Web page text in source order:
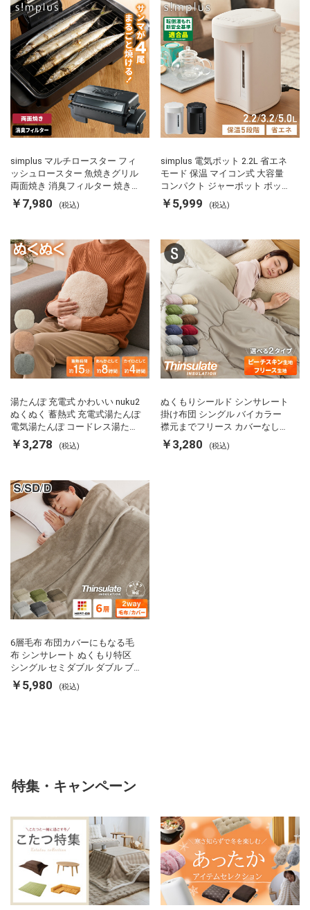
simplus マルチロースター フィ
ッシュロースター 魚焼きグリル
両面焼き 消臭フィルター 焼き魚
両面ヒーター タイマー付き SP-
FRS01 マットブラック シンプラ
￥7,980 (税込)
simplus 電気ポット 2.2L 省エネ
モード 保温 マイコン式 大容量
コンパクト ジャーポット ポット
カルキ抜き 空焚き防止 温度調節
軽量 SP-PD22 シンプラス
￥5,999 (税込)
湯たんぽ 充電式 かわいい nuku2
ぬくぬく 蓄熱式 充電式湯たんぽ
電気湯たんぽ コードレス湯たん
ぽ エコ 節電 節約 省エネ 充電式
エコ電気あんか EWT-2143 スリ
￥3,278 (税込)
ぬくもりシールド シンサレート
掛け布団 シングル バイカラー
襟元までフリース カバーなしで
使える 軽い 丸洗い 断熱 保温 抗
菌防臭 洗える 防ダニ 軽量 ホコ
￥3,280 (税込)
6層毛布 布団カバーにもなる毛
布 シンサレート ぬくもり特区
シングル セミダブル ダブル ブ
ランケット 掛け布団カバー フラ
ンネル 保温 蓄熱 吸湿 発熱 断熱
￥5,980 (税込)
特集・キャンペーン